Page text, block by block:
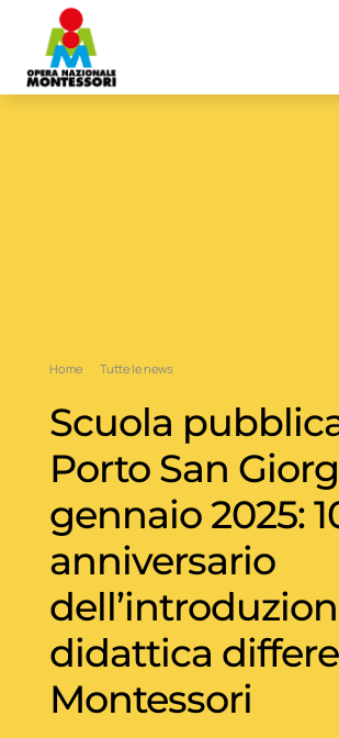
Home Tutte le news
Scuola
Porto San
gennaio 2025:
anniversario
didattica
Montessori